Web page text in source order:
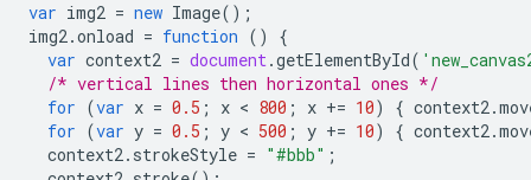
var img2 = new Image();
img2.onload = function ()
{
var context2 = document.getElementById(
/* vertical lines then horizontal ones */
for (var x = 0.5 ; x < 800 ; x += 10) { context2.
for (var y = 0.5 ; y < 500 ; y += 10) { context2.
context2. strokeStyle = "#bbb" ;